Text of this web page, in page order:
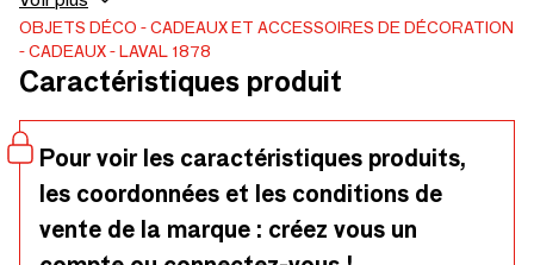
Intérieur 100% polyester aspect suédine beige. Dimensions
: 10,5 x 10,5 x H 6 cm. Coffre à bijoux carré gainé
synthétique aspect cuir de bovin grainé rouge. Découvrir le
OBJETS DÉCO
CADEAUX ET ACCESSOIRES DE DÉCORATION
CADEAUX
LAVAL 1878
Caractéristiques produit
Pour voir les caractéristiques produits,
les coordonnées et les conditions de
vente de la marque : créez vous un